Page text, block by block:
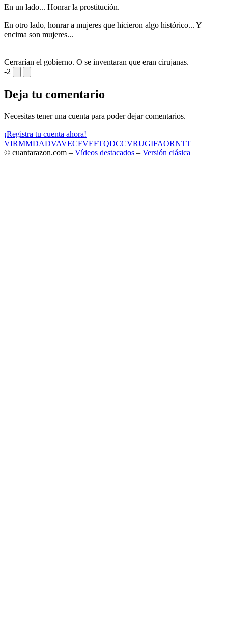
En un lado... Honrar la prostitución.
En otro lado, honrar a mujeres que hicieron algo histórico... Y
encima son mujeres...
Cerrarían el gobierno. O se inventaran que eran cirujanas.
-2
Deja tu comentario
Necesitas tener una cuenta para poder dejar comentarios.
¡Registra tu cuenta ahora!
VIRMMDADVAVECFVEFTQDCCVRUGIFAORNTT
© cuantarazon.com – Vídeos destacados – Versión clásica